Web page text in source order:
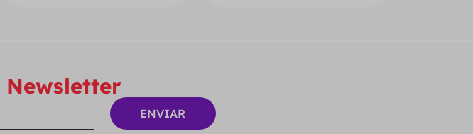
Newsletter